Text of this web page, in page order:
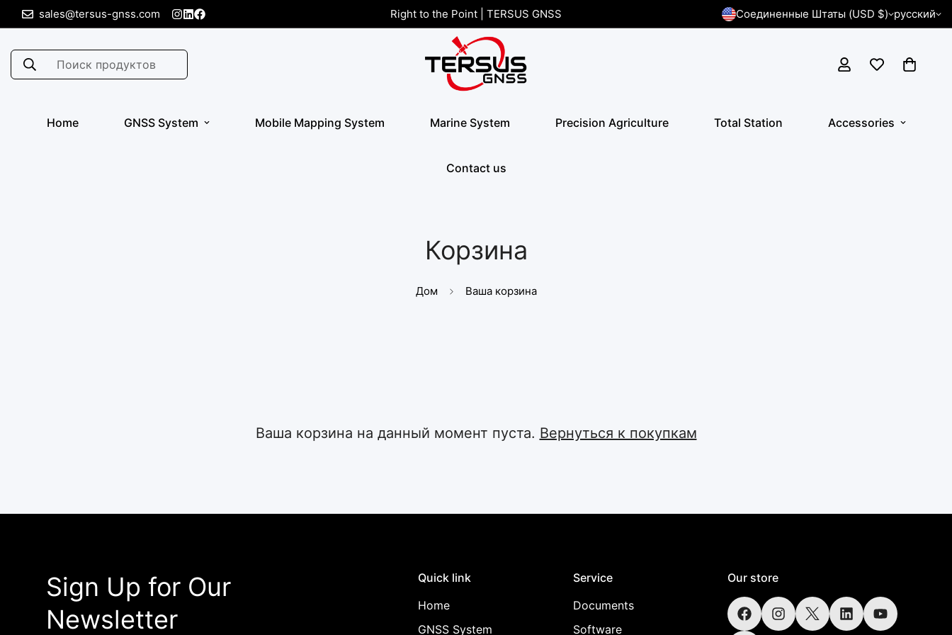
sales@tersus-gnss.com Right to the Point | TERSUS GNSS Соединенные Штаты (USD $) русский
Поиск продуктов
Home GNSS System Mobile Mapping System Marine System Precision Agriculture Total Station Accessories
Contact us
Корзина
Дом Ваша корзина
Ваша корзина на данный момент пуста. Вернуться к покупкам
Sign Up for Our
Newsletter
Quick link
Home
GNSS System
Service
Documents
Software
Our store
Confirm your age